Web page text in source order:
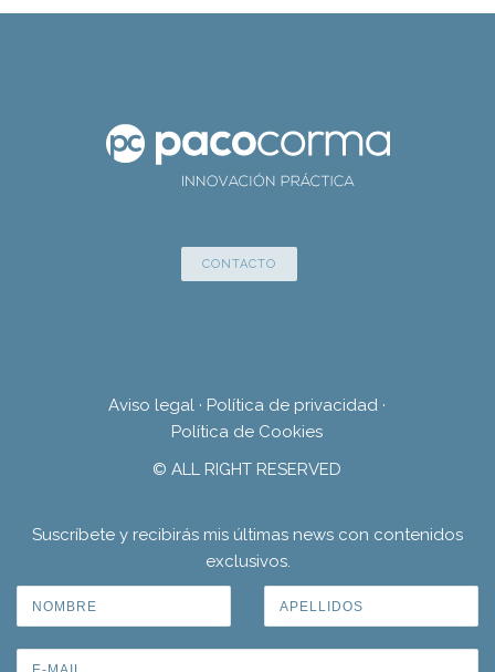
CONTACTO
Aviso legal · Política de privacidad ·
Política de Cookies
© ALL RIGHT RESERVED
Suscríbete y recibirás mis últimas news con contenidos
exclusivos.